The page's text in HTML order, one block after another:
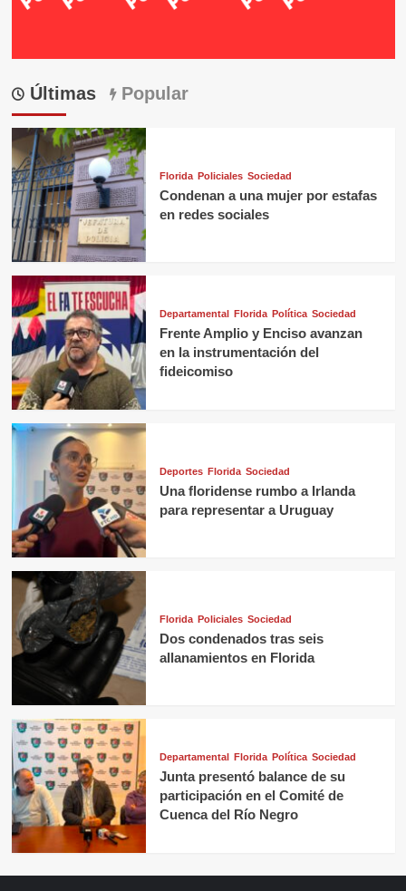
Últimas Popular
Florida Policiales Sociedad
Condenan a una mujer por estafas
en redes sociales
Departamental Florida Política Sociedad
Frente Amplio y Enciso avanzan
en la instrumentación del
fideicomiso
Deportes Florida Sociedad
Una floridense rumbo a Irlanda
para representar a Uruguay
Florida Policiales Sociedad
Dos condenados tras seis
allanamientos en Florida
Departamental Florida Política Sociedad
Junta presentó balance de su
participación en el Comité de
Cuenca del Río Negro